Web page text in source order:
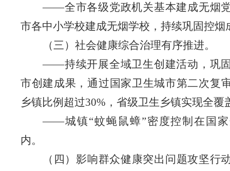
——全市各级党政机关基本建成无烟
市各中小学校建成无烟学校，持续巩固控烟
（三）社会健康综合治理有序推进。
——持续开展全域卫生创建活动，巩
市创建成果，通过国家卫生城市第二次复
乡镇比例超过30%，省级卫生乡镇实现全覆
——城镇“蚊蝇鼠蟑”密度控制在国
内。
（四）影响群众健康突出问题攻坚行